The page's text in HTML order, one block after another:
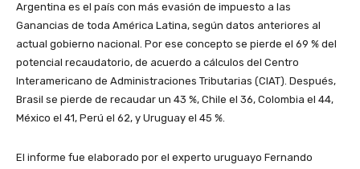
Argentina es el país con más evasión de impuesto a las
Ganancias de toda América Latina, según datos anteriores al
actual gobierno nacional. Por ese concepto se pierde el 69 % del
potencial recaudatorio, de acuerdo a cálculos del Centro
Interamericano de Administraciones Tributarias (CIAT). Después,
Brasil se pierde de recaudar un 43 %, Chile el 36, Colombia el 44,
México el 41, Perú el 62, y Uruguay el 45 %.
El informe fue elaborado por el experto uruguayo Fernando